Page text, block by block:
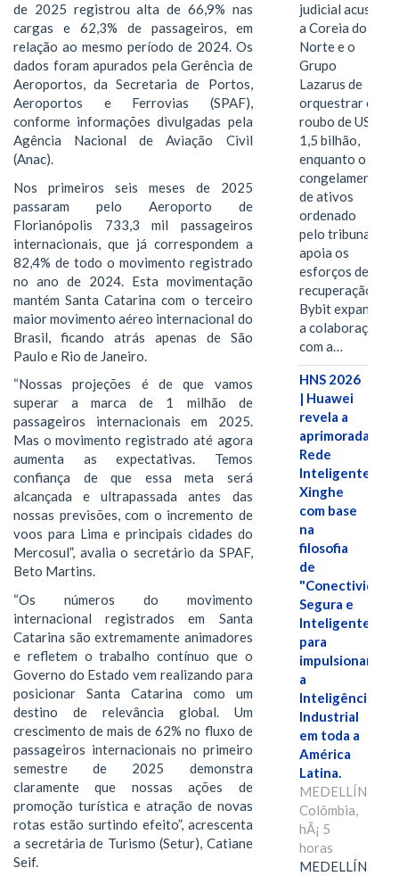
de 2025 registrou alta de 66,9% nas
cargas e 62,3% de passageiros, em
relação ao mesmo período de 2024. Os
dados foram apurados pela Gerência de
Aeroportos, da Secretaria de Portos,
Aeroportos e Ferrovias (SPAF),
conforme informações divulgadas pela
Agência Nacional de Aviação Civil
(Anac).
Nos primeiros seis meses de 2025
passaram pelo Aeroporto de
Florianópolis 733,3 mil passageiros
internacionais, que já correspondem a
82,4% de todo o movimento registrado
no ano de 2024. Esta movimentação
mantém Santa Catarina com o terceiro
maior movimento aéreo internacional do
Brasil, ficando atrás apenas de São
Paulo e Rio de Janeiro.
“Nossas projeções é de que vamos
superar a marca de 1 milhão de
passageiros internacionais em 2025.
Mas o movimento registrado até agora
aumenta as expectativas. Temos
confiança de que essa meta será
alcançada e ultrapassada antes das
nossas previsões, com o incremento de
voos para Lima e principais cidades do
Mercosul”, avalia o secretário da SPAF,
Beto Martins.
“Os números do movimento
internacional registrados em Santa
Catarina são extremamente animadores
e refletem o trabalho contínuo que o
Governo do Estado vem realizando para
posicionar Santa Catarina como um
destino de relevância global. Um
crescimento de mais de 62% no fluxo de
passageiros internacionais no primeiro
semestre de 2025 demonstra
claramente que nossas ações de
promoção turística e atração de novas
rotas estão surtindo efeito”, acrescenta
a secretária de Turismo (Setur), Catiane
Seif.
judicial acusa
a Coreia do
Norte e o
Grupo
Lazarus de
orquestrar o
roubo de US$
1,5 bilhão,
enquanto o
congelamento
de ativos
ordenado
pelo tribunal
apoia os
esforços de
recuperação e
Bybit expande
a colaboração
com a…
HNS 2026
| Huawei
revela a
aprimorada
Rede
Inteligente
Xinghe
com base
na
filosofia
de
"Conectividade
Segura e
Inteligente"
para
impulsionar
a
Inteligência
Industrial
em toda a
América
Latina.
MEDELLÍN,
Colômbia,
hÃ¡ 5
horas
MEDELLÍN,